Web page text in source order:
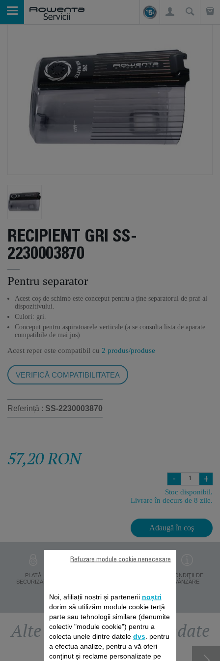
RECIPIENT GRI SS-
2230003870
Pentru separator
Acest coș de schimb este conceput pentru a ține separatorul de praf al
dispozitivului.
Culori: gri.
Conceput pentru aspiratoarele verticale (a se consulta lista de aparate
compatibile de mai jos)
Acest reper este compatibil cu 2 produs/produse
VERIFICĂ COMPATIBILITATEA
Referință : SS-2230003870
57,20 RON
- +
Stoc disponibil.
Livrare în decurs de 8 zile.
Adaugă în coş
PLATĂ
SECURIZATĂ
CONDIŢII DE
VÂNZARE
Alte accesorii recomandate
Noi, afiliații noștri și partenerii noștri
dorim să utilizăm module cookie terță
parte sau tehnologii similare (denumite
colectiv "module cookie") pentru a
colecta unele dintre datele dvs. pentru
a efectua analize, pentru a vă oferi
conținut și reclame personalizate pe
Refuzare module cookie nenecesare